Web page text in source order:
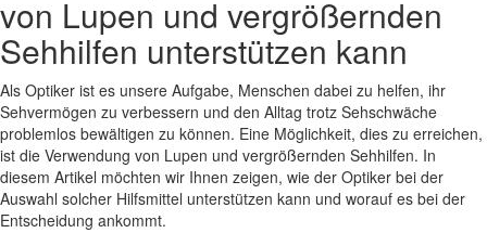
von Lupen und vergrößernden
Sehhilfen unterstützen kann
Als Optiker ist es unsere Aufgabe, Menschen dabei zu helfen, ihr
Sehvermögen zu verbessern und den Alltag trotz Sehschwäche
problemlos bewältigen zu können. Eine Möglichkeit, dies zu erreichen,
ist die Verwendung von Lupen und vergrößernden Sehhilfen. In
diesem Artikel möchten wir Ihnen zeigen, wie der Optiker bei der
Auswahl solcher Hilfsmittel unterstützen kann und worauf es bei der
Entscheidung ankommt.